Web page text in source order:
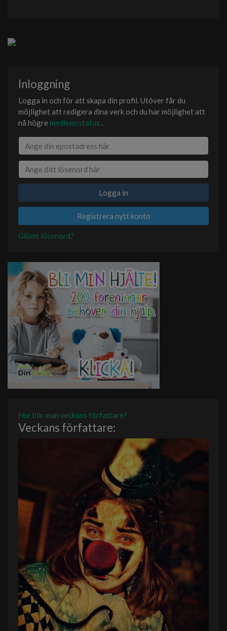
Inloggning
Logga in och för att skapa din profil. Utöver får du
möjlighet att redigera dina verk och du har möjlighet att
nå högre medlemsstatus .
Logga in
Registrera nytt konto
Glömt lösenord?
Hur blir man veckans författare?
Veckans författare: